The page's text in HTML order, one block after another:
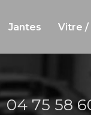
Jantes Vitre /
04 75 58